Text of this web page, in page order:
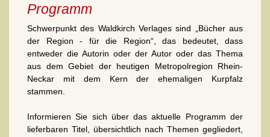
Programm
Schwerpunkt des Waldkirch Verlages sind „Bücher aus
der Region - für die Region“, das bedeutet, dass
entweder die Autorin oder der Autor oder das Thema
aus dem Gebiet der heutigen Metropolregion Rhein-
Neckar mit dem Kern der ehemaligen Kurpfalz
stammen.
Informieren Sie sich über das aktuelle Programm der
lieferbaren Titel, übersichtlich nach Themen gegliedert,